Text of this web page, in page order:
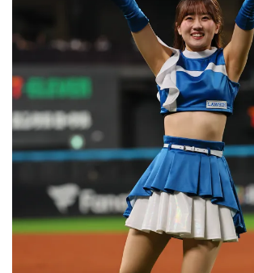
利用規約 プライバシー
運営会社（別ウィンドウで開く） よくある質問
特定商取引法の表示 アルバイト募集